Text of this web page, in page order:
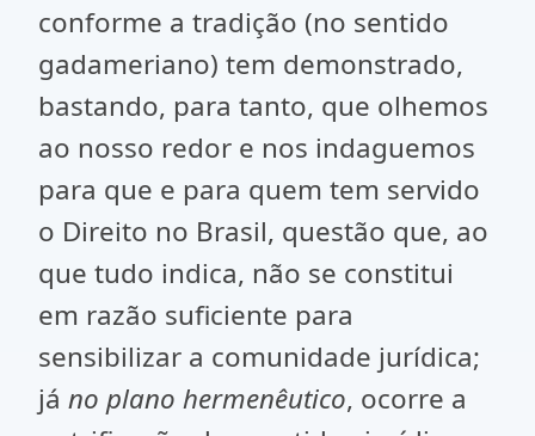
conforme a tradição (no sentido
gadameriano) tem demonstrado,
bastando, para tanto, que olhemos
ao nosso redor e nos indaguemos
para que e para quem tem servido
o Direito no Brasil, questão que, ao
que tudo indica, não se constitui
em razão suficiente para
sensibilizar a comunidade jurídica;
já no plano hermenêutico, ocorre a